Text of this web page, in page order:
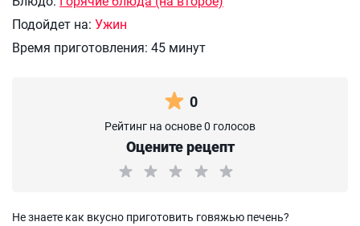
Подойдет на: Ужин
Время приготовления: 45 минут
0
Рейтинг на основе 0 голосов
Оцените рецепт
Не знаете как вкусно приготовить говяжью печень?